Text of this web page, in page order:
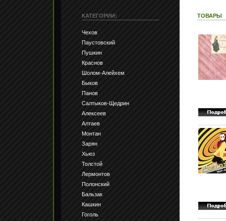
КАТЕГОРИИ:
Чехов
Паустовский
Пушкин
Краснов
Шолом-Алейхем
Быков
Панов
Салтыков-Щедрин
Алексеев
Алтаев
Монтан
Зарян
Хьюз
Толстой
Лермонтов
Полонский
Бальзак
Кашкин
Гоголь
ТОВАРЫ